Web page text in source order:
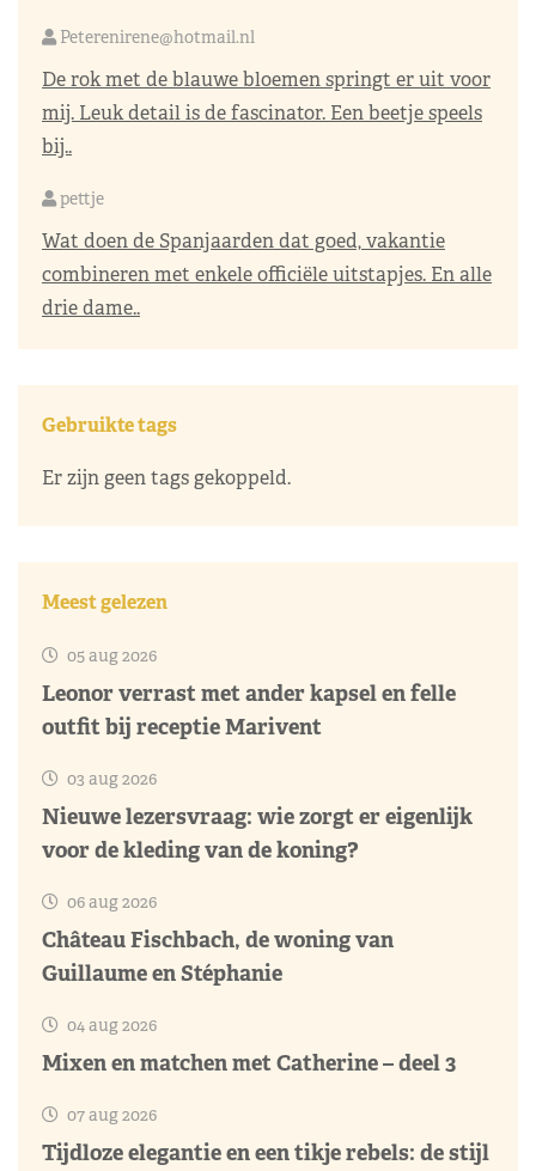
Peterenirene@hotmail.nl
De rok met de blauwe bloemen springt er uit voor
mij. Leuk detail is de fascinator. Een beetje speels
bij..
pettje
Wat doen de Spanjaarden dat goed, vakantie
combineren met enkele officiële uitstapjes. En alle
drie dame..
Gebruikte tags
Er zijn geen tags gekoppeld.
Meest gelezen
05 aug 2026
Leonor verrast met ander kapsel en felle
outfit bij receptie Marivent
03 aug 2026
Nieuwe lezersvraag: wie zorgt er eigenlijk
voor de kleding van de koning?
06 aug 2026
Château Fischbach, de woning van
Guillaume en Stéphanie
04 aug 2026
Mixen en matchen met Catherine – deel 3
07 aug 2026
Tijdloze elegantie en een tikje rebels: de stijl